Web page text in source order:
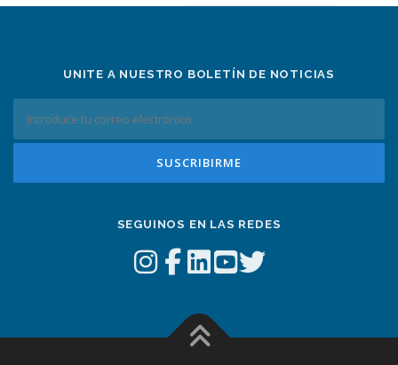
UNITE A NUESTRO BOLETÍN DE NOTICIAS
SEGUINOS EN LAS REDES